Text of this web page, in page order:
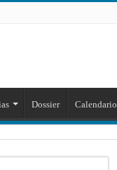
Dossier Calendario